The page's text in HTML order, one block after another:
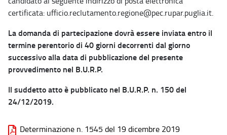
certificata: ufficio.reclutamento.regione@pec.rupar.puglia.it.
La domanda di partecipazione dovrà essere inviata entro il
termine perentorio di 40 giorni decorrenti dal giorno
successivo alla data di pubblicazione del presente
provvedimento nel B.U.R.P.
Il suddetto atto è pubblicato nel B.U.R.P. n. 150 del
24/12/2019.
Determinazione n. 1545 del 19 dicembre 2019